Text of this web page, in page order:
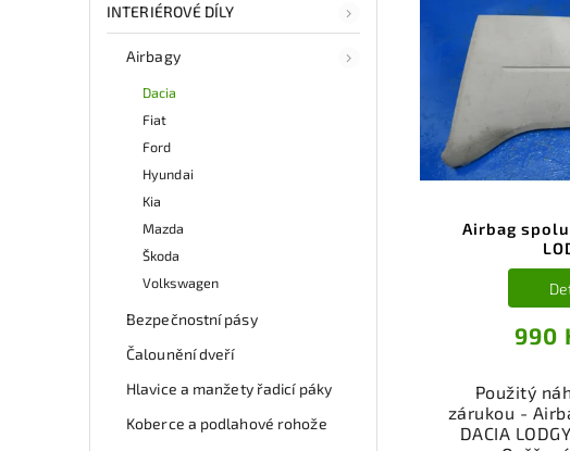
INTERIÉROVÉ DÍLY
Airbagy
Dacia
Fiat
Ford
Hyundai
Kia
Mazda
Škoda
Volkswagen
Bezpečnostní pásy
Čalounění dveří
Hlavice a manžety řadicí páky
Koberce a podlahové rohože
Airbag
990
Použitý
zárukou -
DACIA